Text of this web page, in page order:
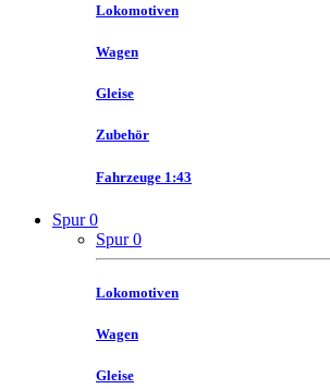
Lokomotiven
Wagen
Gleise
Zubehör
Fahrzeuge 1:43
Spur 0
Spur 0
Lokomotiven
Wagen
Gleise